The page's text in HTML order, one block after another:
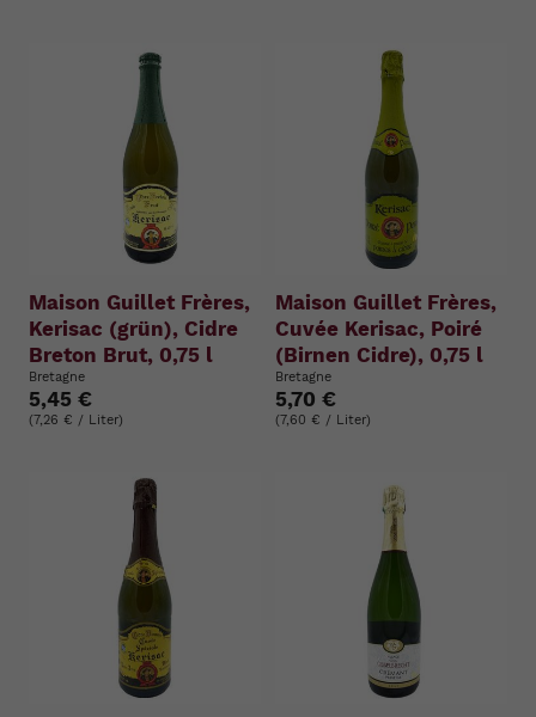
Maison Guillet Frères,
Kerisac (grün), Cidre
Breton Brut, 0,75 l
Bretagne
5,45 €
(7,26 € / Liter)
Maison Guillet Frères,
Cuvée Kerisac, Poiré
(Birnen Cidre), 0,75 l
Bretagne
5,70 €
(7,60 € / Liter)